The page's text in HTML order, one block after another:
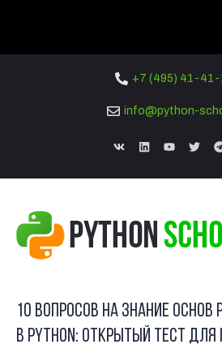
+7 (495) 41-41-
info@python-
ОТКРЫТЫЙ ТЕСТ ДЛЯ НАЧИНАЮЩИХ
22
МАЙ
10 вопросов на знание
в Python: открытый тест